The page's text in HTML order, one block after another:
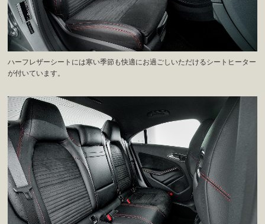
ハーフレザーシートには寒い季節も快適にお過ごしいただけるシートヒーター
が付いています。